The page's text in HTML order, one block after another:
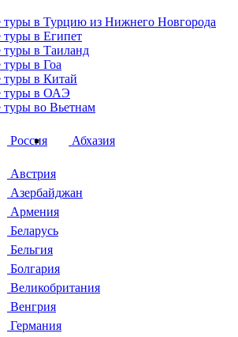
туры в Турцию из Нижнего Новгорода
туры в Египет
туры в Таиланд
в Гоа
туры в Китай
туры в ОАЭ
туры во Вьетнам
Россия
Абхазия
Австрия
Азербайджан
Армения
Беларусь
Бельгия
Болгария
Великобритания
Венгрия
Германия